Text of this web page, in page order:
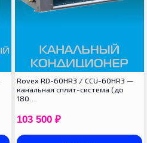
Rovex RD-60HR3 / CCU-60HR3 —
канальная сплит-система (до
180…
103 500 ₽